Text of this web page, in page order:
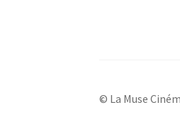
© La Muse